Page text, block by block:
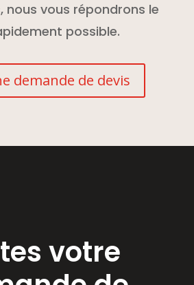
nous vous répondrons le
possible.
demande de devis
votre